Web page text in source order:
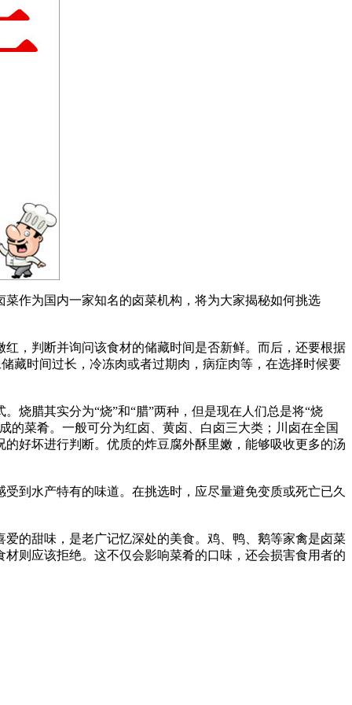
作为国内一家知名的卤菜机构，将为大家揭秘如何挑选
，判断并询问该食材的储藏时间是否新鲜。而后，还要根据
藏时间过长，冷冻肉或者过期肉，病症肉等，在选择时候要
腊其实分为“烧”和“腊”两种，但是现在人们总是将“烧
的菜肴。一般可分为红卤、黄卤、白卤三大类；川卤在全国
好坏进行判断。优质的炸豆腐外酥里嫩，能够吸收更多的汤
水产特有的味道。在挑选时，应尽量避免变质或死亡已久
的甜味，是老广记忆深处的美食。鸡、鸭、鹅等家禽是卤菜
则应该拒绝。这不仅会影响菜肴的口味，还会损害食用者的